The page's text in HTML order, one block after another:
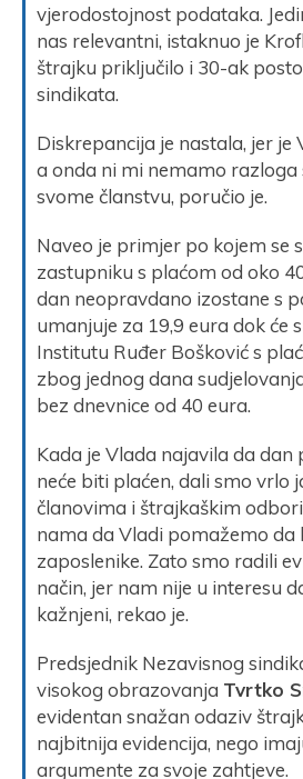
vjerodostojnost podataka.
nas relevantni, istaknuo je
štrajku priključilo i 30-ak
sindikata.
Diskrepancija je nastala, jer je
a onda ni mi nemamo razloga
svome članstvu, poručio je.
Naveo je primjer po kojem se
zastupniku s plaćom od oko
dan neopravdano izostane s
umanjuje za 19,9 eura dok će
Institutu Ruđer Bošković s
zbog jednog dana
bez dnevnice od 40 eura.
Kada je Vlada najavila da dan
neće biti plaćen, dali smo vrlo
članovima i štrajkaškim
nama da Vladi pomažemo da
zaposlenike. Zato smo radili
način, jer nam nije u interesu
kažnjeni, rekao je.
Predsjednik Nezavisnog
visokog obrazovanja Tvrtko
evidentan snažan odaziv
najbitnija evidencija, nego
argumente za svoje zahtjeve.